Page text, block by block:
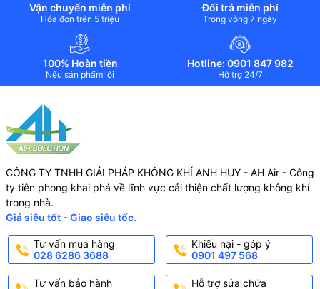
Vận chuyển miễn phí
Hóa đơn trên 5 triệu
Đổi trả miễn phí
Trong vòng 7 ngày
100% Hoàn tiền
Nếu sản phẩm lỗi
Hotline: 0901 847 982
Hỗ trợ 24/7
CÔNG TY TNHH GIẢI PHÁP KHÔNG KHÍ ANH HUY - AH Air - Công
ty tiên phong khai phá về lĩnh vực cải thiện chất lượng không khí
trong nhà.
Giá siêu tốt - Giao siêu tốc.
Tư vấn mua hàng
028 6286 3688
Khiếu nại - góp ý
0901 497 568
Tư vấn bảo hành
Hỗ trợ sửa chữa